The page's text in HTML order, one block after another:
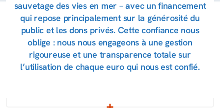
sauvetage des vies en mer – avec un financement
qui repose principalement sur la générosité du
public et les dons privés. Cette confiance nous
oblige : nous nous engageons à une gestion
rigoureuse et une transparence totale sur
l’utilisation de chaque euro qui nous est confié.